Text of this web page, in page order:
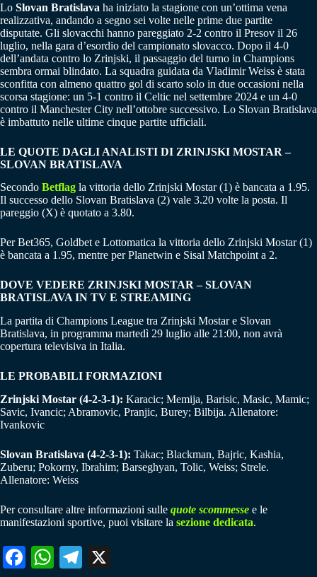
Lo Slovan Bratislava ha iniziato la stagione con un’ottima vena
realizzativa, andando a segno sei volte nelle prime due partite
disputate. Gli slovacchi hanno pareggiato 2-2 contro il Presov il 26
luglio, nella gara d’esordio del campionato slovacco. Dopo il 4-0
dell’andata contro lo Zrinjski, il passaggio del turno in Champions
sembra ormai blindato. La squadra guidata da Vladimir Weiss è stata
sconfitta con almeno quattro gol di scarto solo in due occasioni nella
scorsa stagione: un 5-1 contro il Celtic nel settembre 2024 e un 4-0
contro il Manchester City nell’ottobre successivo. Lo Slovan Bratislava
è imbattuto nelle ultime cinque partite ufficiali.
LE QUOTE DAGLI ANALISTI DI ZRINJSKI MOSTAR –
SLOVAN BRATISLAVA
Secondo Betflag la vittoria dello Zrinjski Mostar (1) è bancata a 1.95.
Il successo dello Slovan Bratislava (2) vale 3.20 volte la posta. Il
pareggio (X) è quotato a 3.80.
Per Bet365, Goldbet e Lottomatica la vittoria dello Zrinjski Mostar (1)
è bancata a 1.95, mentre per Planetwin e Sisal Matchpoint a 2.
DOVE VEDERE ZRINJSKI MOSTAR – SLOVAN
BRATISLAVA IN TV E STREAMING
La partita di Champions League tra Zrinjski Mostar e Slovan
Bratislava, in programma martedì 29 luglio alle 21:00, non avrà
copertura televisiva in Italia.
LE PROBABILI FORMAZIONI
Zrinjski Mostar (4-2-3-1): Karacic; Memija, Barisic, Masic, Mamic;
Savic, Ivancic; Abramovic, Pranjic, Burey; Bilbija. Allenatore:
Ivankovic
Slovan Bratislava (4-2-3-1): Takac; Blackman, Bajric, Kashia,
Zuberu; Pokorny, Ibrahim; Barseghyan, Tolic, Weiss; Strele.
Allenatore: Weiss
Per consultare altre informazioni sulle quote scommesse e le
manifestazioni sportive, puoi visitare la sezione dedicata.
Fa W
Te